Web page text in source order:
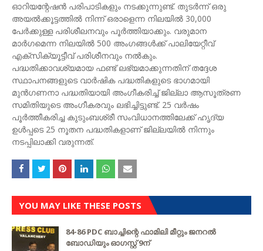
ഓറിയന്റേഷന്‍ പരിപാടികളും നടക്കുന്നുണ്ട്. തുടര്‍ന്ന് ഒരു
അയല്‍ക്കൂട്ടത്തില്‍ നിന്ന് ഒരാളെന്ന നിലയില്‍ 30,000
പേര്‍ക്കുള്ള പരിശീലനവും പൂര്‍ത്തിയാക്കും. വരുമാന
മാര്‍ഗമെന്ന നിലയില്‍ 500 അംഗങ്ങള്‍ക്ക് പാലിയേറ്റീവ്
എക്‌സിക്യൂട്ടീവ് പരിശീനവും നല്‍കും.
പദ്ധതിക്കാവശ്യമായ ഫണ്ട് ലഭ്യമാക്കുന്നതിന് തദ്ദേശ
സ്ഥാപനങ്ങളുടെ വാര്‍ഷിക പദ്ധതികളുടെ ഭാഗമായി
മുന്‍ഗണനാ പദ്ധതിയായി അംഗീകരിച്ച് ജില്ലാ ആസൂത്രണ
സമിതിയുടെ അംഗീകരവും ലഭിച്ചിട്ടുണ്ട്. 25 വര്‍ഷം
പൂര്‍ത്തീകരിച്ച കുടുംബശ്രീ സംവിധാനത്തിലേക്ക് ഹൃദ്യ
ഉള്‍പ്പടെ 25 നൂതന പദ്ധതികളാണ് ജില്ലയില്‍ നിന്നും
നടപ്പിലാക്കി വരുന്നത്.
YOU MAY LIKE THESE POSTS
84-86 PDC ബാച്ചിന്റെ ഫാമിലി മീറ്റും ജനറൽ
ബോഡിയും ഓഗസ്റ്റ് 9ന്